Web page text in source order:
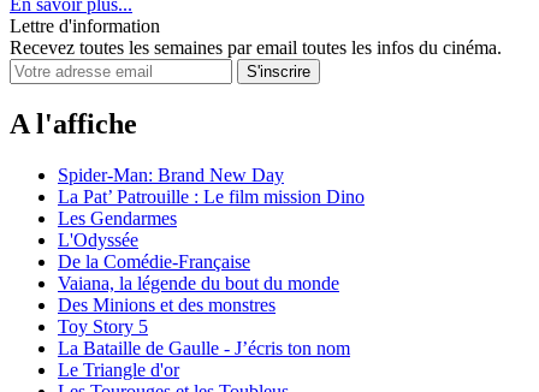
Lettre d'information
Recevez toutes les semaines par email toutes les infos du cinéma.
A l'affiche
Spider-Man: Brand New Day
La Pat’ Patrouille : Le film mission Dino
Les Gendarmes
L'Odyssée
De la Comédie-Française
Vaiana, la légende du bout du monde
Des Minions et des monstres
Toy Story 5
La Bataille de Gaulle - J’écris ton nom
Le Triangle d'or